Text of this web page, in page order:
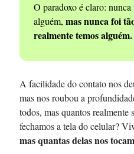
O paradoxo é claro:
alguém, mas nunca foi
realmente temos alguém.
A facilidade do contato nos
mas nos roubou a
todos, mas quantos realmente
fechamos a tela do celular?
mas quantas delas nos